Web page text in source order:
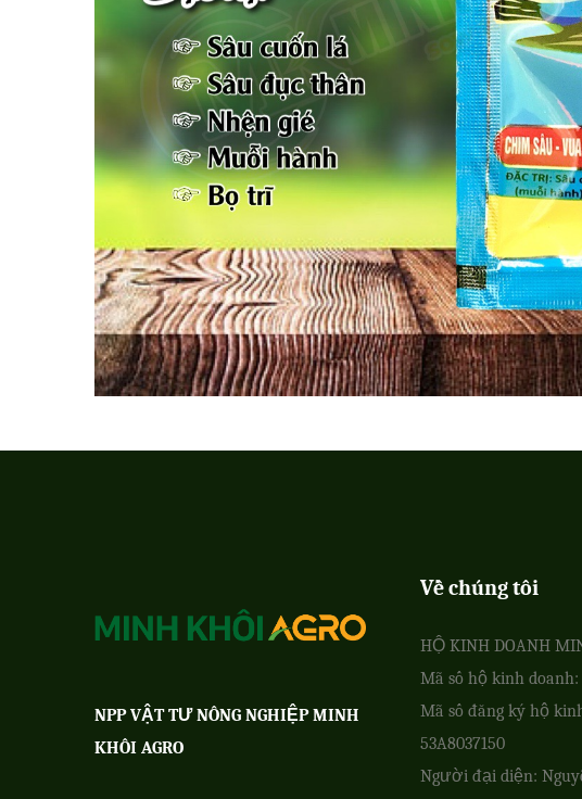
NPP VẬT TƯ NÔNG NGHIỆP MINH
KHÔI AGRO
Về chúng tôi
HỘ KINH DOANH
Mã số hộ kinh doanh:
Mã số đăng ký hộ
53A8037150
Người đại diện: